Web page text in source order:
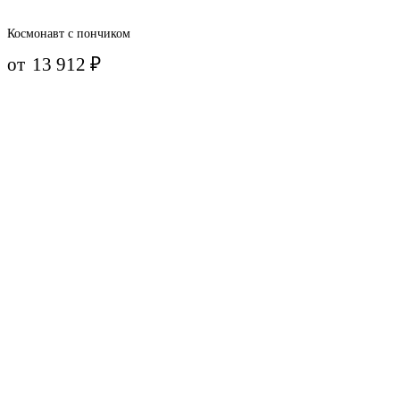
Космонавт с пончиком
от 13 912₽